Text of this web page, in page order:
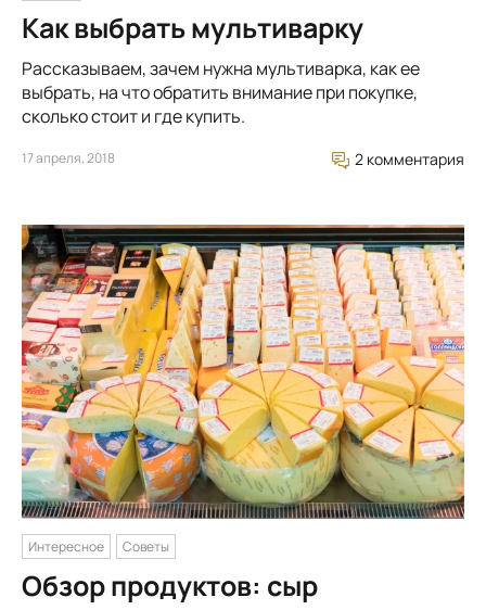
Как выбрать мультиварку
Рассказываем, зачем нужна мультиварка, как ее
выбрать, на что обратить внимание при покупке,
сколько стоит и где купить.
17 апреля, 2018 2 комментария
Интересное Советы
Обзор продуктов: сыр